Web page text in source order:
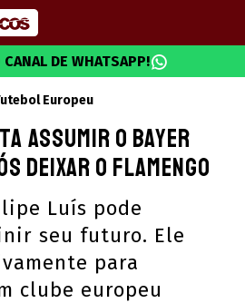
DE WHATSAPP!
Europeu
assumir o Bayer
deixar o Flamengo
Luís pode
seu futuro. Ele
para
clube europeu